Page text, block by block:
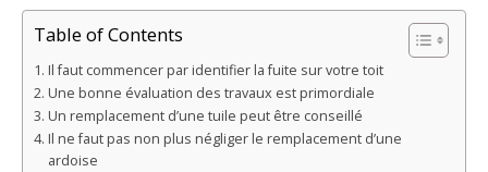
Table of Contents
Il faut commencer par identifier la fuite sur votre toit
Une bonne évaluation des travaux est primordiale
Un remplacement d’une tuile peut être conseillé
Il ne faut pas non plus négliger le remplacement d’une
ardoise